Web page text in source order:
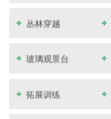
丛林穿越
玻璃观景台
拓展训练